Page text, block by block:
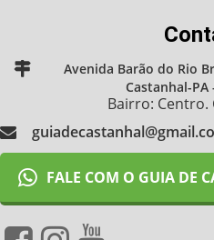
Avenida Barão do Rio
Castanhal-PA
Bairro: Centro.
FALE COM O GUIA DE